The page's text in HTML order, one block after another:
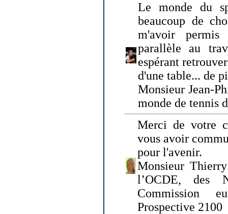
Le monde du
beaucoup de
m'avoir
parallèle au
espérant
d'une table... de
Monsieur Jean-
monde de tennis
Merci de votre
vous avoir
pour l'avenir.
Monsieur
l’OCDE, des
Commission
Prospective 2100